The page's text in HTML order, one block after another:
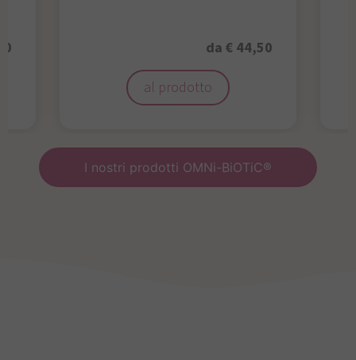
da € 44,50
al prodotto
I nostri prodotti OMNi-BiOTiC®